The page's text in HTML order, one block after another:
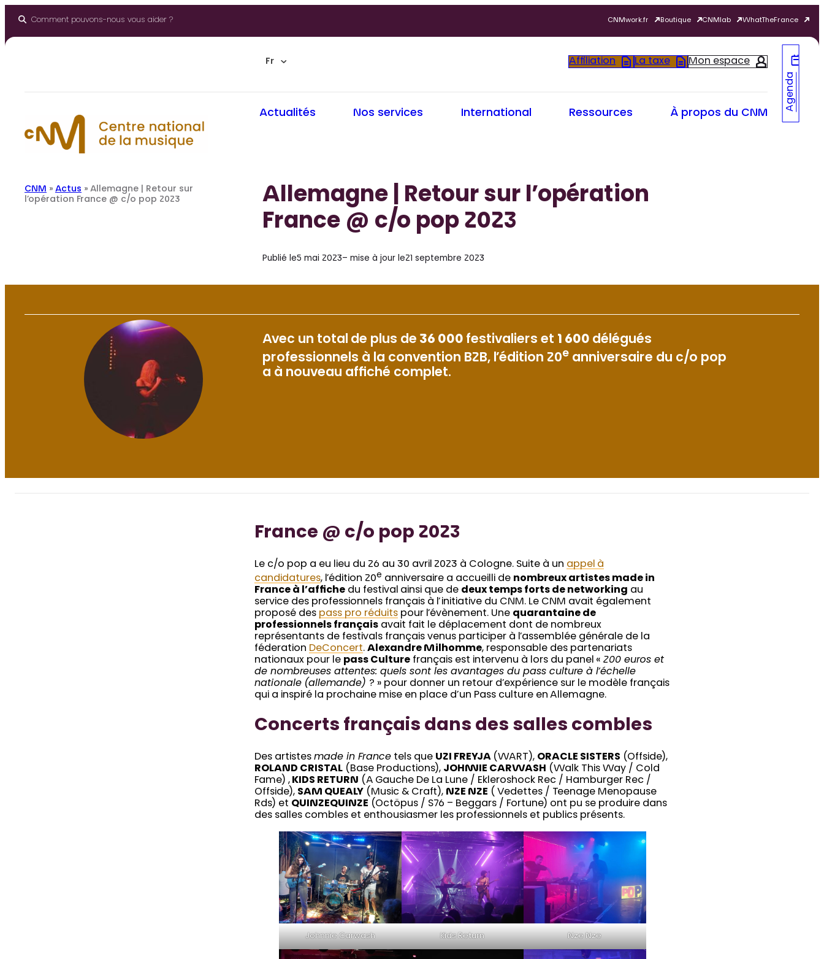
Comment pouvons-nous vous aider ? CNMwork.fr Boutique CNMlab WhatTheFrance
Fr Affiliation La taxe Mon espace
Actualités Nos services International Ressources À propos du CNM
Agenda
CNM » Actus » Allemagne | Retour sur
l’opération France @ c/o pop 2023
Allemagne | Retour sur l’opération
France @ c/o pop 2023
Publié le5 mai 2023– mise à jour le21 septembre 2023
Avec un total de plus de 36 000 festivaliers et 1 600 délégués
professionnels à la convention B2B, l’édition 20e anniversaire du c/o pop
a à nouveau affiché complet.
France @ c/o pop 2023
Le c/o pop a eu lieu du 26 au 30 avril 2023 à Cologne. Suite à un appel à
candidatures, l’édition 20e anniversaire a accueilli de nombreux artistes made in
France à l’affiche du festival ainsi que de deux temps forts de networking au
service des professionnels français à l’initiative du CNM. Le CNM avait également
proposé des pass pro réduits pour l’évènement. Une quarantaine de
professionnels français avait fait le déplacement dont de nombreux
représentants de festivals français venus participer à l’assemblée générale de la
féderation DeConcert.Alexandre Milhomme, responsable des partenariats
nationaux pour le pass Culture français est intervenu à lors du panel «200 euros et
de nombreuses attentes: quels sont les avantages du pass culture à l’échelle
nationale (allemande) ? » pour donner un retour d’expérience sur le modèle français
qui a inspiré la prochaine mise en place d’un Pass culture en Allemagne.
Concerts français dans des salles combles
Des artistesmade in France tels que UZI FREYJA (WART), ORACLE SISTERS (Offside),
ROLAND CRISTAL (Base Productions), JOHNNIE CARWASH
(Walk This Way / Cold
Fame) , KIDS RETURN (A Gauche De La Lune / Ekleroshock Rec / Hamburger Rec /
Offside), SAM QUEALY (Music & Craft), NZE NZE ( Vedettes / Teenage Menopause
Rds) et QUINZEQUINZE (Octöpus / S76 – Beggars / Fortune) ont pu se produire dans
des salles combles et enthousiasmer les professionnels et publics présents.
Johnnie Carwash Kids Return Nze Nze